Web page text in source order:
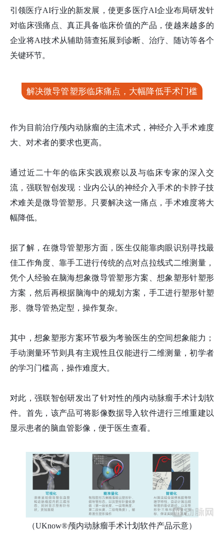
引领医疗AI行业的新发展，使更多医疗AI企业布局研发针
对临床强痛点、真正具备临床价值的产品，使越来越多的
企业将AI技术从辅助筛查拓展到诊断、治疗、随访等各个
关键环节。
解决微导管塑形临床痛点，大幅降低手术门槛
作为目前治疗颅内动脉瘤的主流术式，神经介入手术难度
大、对术者的要求也更高。
通过近二十年的临床实践观察以及与临床专家的深入交
流，强联智创发现：业内公认的神经介入手术的卡脖子技
术难关是微导管塑形。只要解决这一痛点，手术难度将大
幅降低。
据了解，在微导管塑形方面，医生仅能靠肉眼识别寻找最
佳工作角度、靠手工进行传统的点对点拉线式二维测量，
凭个人经验在脑海想象微导管塑形方案、想象塑形针塑形
方案，然后再根据脑海中的规划方案，手工进行塑形针塑
形、微导管热定型，操作复杂。
其中，想象塑形方案环节极为考验医生的空间想象能力；
手动测量环节则具有主观性且仅能进行二维测量，初学者
的学习门槛高，操作难度大。
对此，强联智创研发出了针对性的颅内动脉瘤手术计划软
件。首先，该产品可将影像数据导入软件进行三维重建以
显示患者的脑血管影像，便于医生查看。
（UKnow®颅内动脉瘤手术计划软件产品示意）